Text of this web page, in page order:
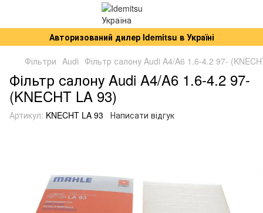
Авторизований дилер Idemitsu в Україні
Фільтри Audi Фільтр салону Audi A4/A6 1.6-4.2 97-
Фільтр салону Audi A4/A6 1.6-4.2 97-
(KNECHT LA 93)
Артикул: KNECHT LA 93 Написати відгук